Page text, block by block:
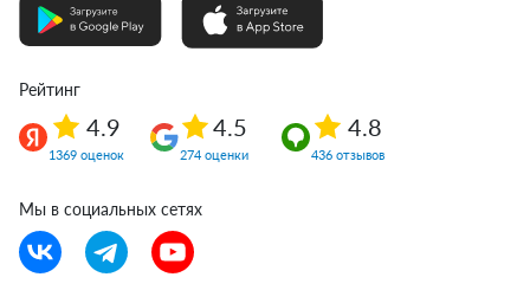
Рейтинг
4.9
1369 оценок
4.5
274 оценки
4.8
436 отзывов
Мы в социальных сетях